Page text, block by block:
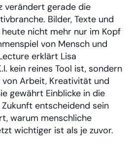
verändert gerade die
Bilder, Texte und
nicht mehr nur im Kopf
von Mensch und
erklärt Lisa
kein reines Tool ist, sondern
Arbeit, Kreativität und
gewährt Einblicke in die
entscheidend sein
warum menschliche
wichtiger ist als je zuvor.